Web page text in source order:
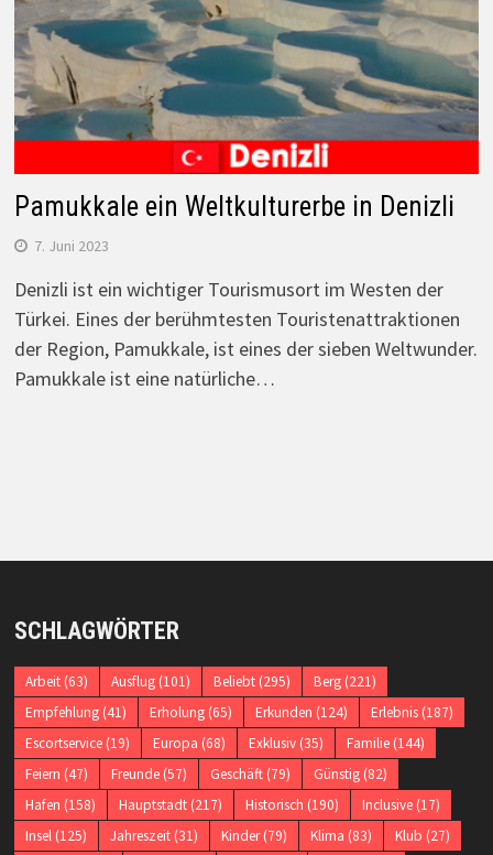
Pamukkale ein Weltkulturerbe in Denizli
7. Juni 2023
Denizli ist ein wichtiger Tourismusort im Westen der
Türkei. Eines der berühmtesten Touristenattraktionen
der Region, Pamukkale, ist eines der sieben Weltwunder.
Pamukkale ist eine natürliche…
SCHLAGWÖRTER
Arbeit(63) Ausflug(101) Beliebt(295) Berg(221)
Empfehlung(41) Erholung(65) Erkunden (124) Erlebnis(187)
Escortservice(19) Europa (68) Exklusiv(35) Familie(144)
Feiern (47) Freunde(57) Geschäft(79) Günstig(82)
Hafen (158) Hauptstadt(217) Historisch (190) Inclusive(17)
Insel(125) Jahreszeit(31) Kinder(79) Klima (83) Klub (27)